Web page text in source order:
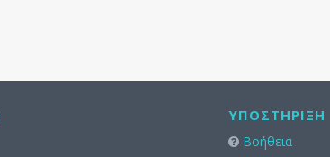
ΥΠΟΣΤΉΡΙΞΗ
Βοήθεια